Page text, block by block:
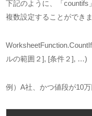
下記のように、「countifs
複数設定することができま
ルの範囲２ ], [条件２ ], …)
例） A社、かつ値段が10